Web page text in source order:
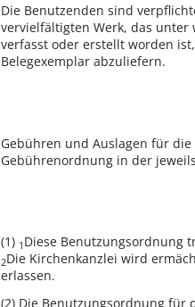
Die Benutzenden sind
vervielfältigten Werk, das unter
verfasst oder erstellt worden
Belegexemplar abzuliefern.
Gebühren und Auslagen für
Gebührenordnung in der
(1) 1 Diese Benutzungsordnung
2Die Kirchenkanzlei wird
erlassen.
(2) Die Benutzungsordnung für